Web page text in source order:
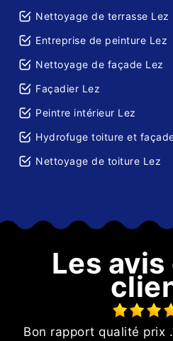
Nettoyage de terrasse Lez
Entreprise de peinture Lez
Nettoyage de façade Lez
Façadier Lez
Peintre intérieur Lez
Hydrofuge toiture et
Nettoyage de toiture Lez
Les
Bon rapport qualité prix